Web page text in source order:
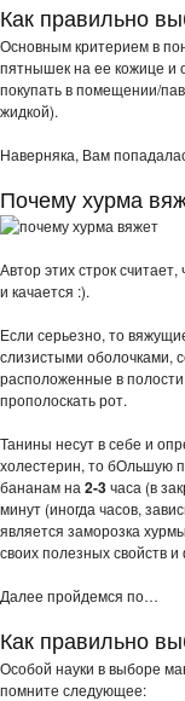
Как правильно
Основным критерием в
пятнышек на ее кожице и
покупать в помещении/
жидкой).
Наверняка, Вам
Почему хурма
Автор этих строк
и качается :).
Если серьезно, то
слизистыми оболочками,
расположенные в полости
прополоскать рот.
Танины несут в себе и
холестерин, то бОльшую
бананам на 2-3часа (в
минут (иногда часов,
является заморозка
своих полезных свойств
Далее пройдемся по…
Как правильно
Особой науки в выборе
помните следующее: